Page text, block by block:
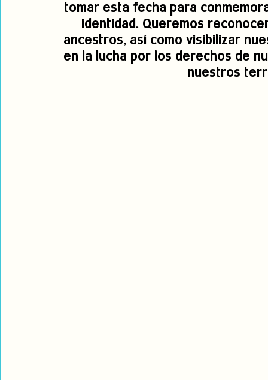
jóvenes indígenas Incidencias incidencia PNPI
tomar esta fecha para
identidad. Queremos
ancestros, así como visibilizar
en la lucha por los derechos de
nuestros